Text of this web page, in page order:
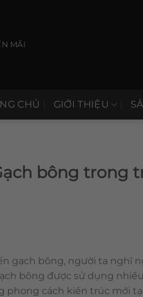
MÃI
CHỦ GIỚI THIỆU
bông trong
gạch bông, người ta nghĩ
bông được sử dụng
phong cách kiến trúc mới